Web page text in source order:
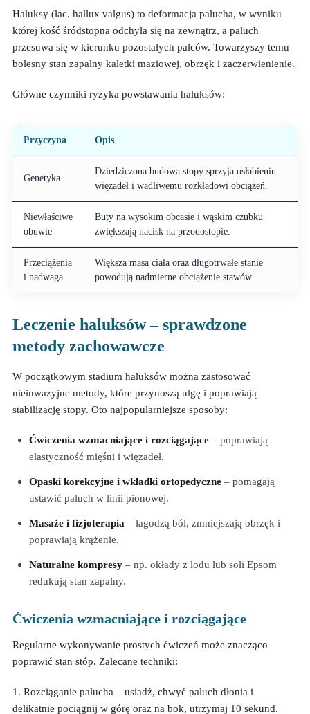
Haluksy (łac. hallux valgus) to deformacja palucha, w wyniku
której kość śródstopna odchyla się na zewnątrz, a paluch
przesuwa się w kierunku pozostałych palców. Towarzyszy temu
bolesny stan zapalny kaletki maziowej, obrzęk i zaczerwienienie.
Główne czynniki ryzyka powstawania haluksów:
Przyczyna Opis
Genetyka
Dziedziczona budowa stopy sprzyja osłabieniu
więzadeł i wadliwemu rozkładowi obciążeń.
Niewłaściwe
obuwie
Buty na wysokim obcasie i wąskim czubku
zwiększają nacisk na przodostopie.
Przeciążenia
i nadwaga
Większa masa ciała oraz długotrwałe stanie
powodują nadmierne obciążenie stawów.
Leczenie haluksów – sprawdzone
metody zachowawcze
W początkowym stadium haluksów można zastosować
nieinwazyjne metody, które przynoszą ulgę i poprawiają
stabilizację stopy. Oto najpopularniejsze sposoby:
Ćwiczenia wzmacniające i rozciągające– poprawiają
elastyczność mięśni i więzadeł.
Opaski korekcyjne i wkładki ortopedyczne– pomagają
ustawić paluch w linii pionowej.
Masaże i fizjoterapia – łagodzą ból, zmniejszają obrzęk i
poprawiają krążenie.
Naturalne kompresy– np. okłady z lodu lub soli Epsom
redukują stan zapalny.
Ćwiczenia wzmacniające i rozciągające
Regularne wykonywanie prostych ćwiczeń może znacząco
poprawić stan stóp. Zalecane techniki:
1. Rozciąganie palucha – usiądź, chwyć paluch dłonią i
delikatnie pociągnij w górę oraz na bok, utrzymaj 10 sekund.